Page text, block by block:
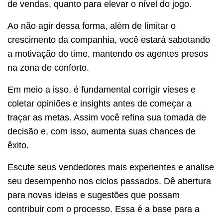
de vendas, quanto para elevar o nível do jogo.
Ao não agir dessa forma, além de limitar o
crescimento da companhia, você estará sabotando
a motivação do time, mantendo os agentes presos
na zona de conforto.
Em meio a isso, é fundamental corrigir vieses e
coletar opiniões e insights antes de começar a
traçar as metas. Assim você refina sua tomada de
decisão e, com isso, aumenta suas chances de
êxito.
Escute seus vendedores mais experientes e analise
seu desempenho nos ciclos passados. Dê abertura
para novas ideias e sugestões que possam
contribuir com o processo. Essa é a base para a